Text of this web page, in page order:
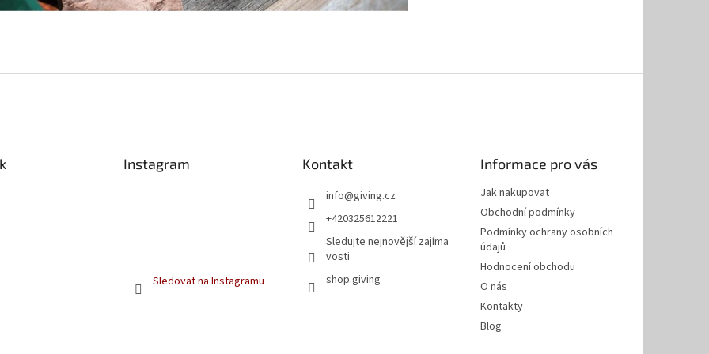
Instagram
Sledovat na Instagramu
Kontakt
info@giving.cz
+420325612221
Sledujte nejnovější zajíma
vosti
shop.giving
Informace pro vás
Jak nakupovat
Obchodní podmínky
Podmínky ochrany osobních
údajů
Hodnocení obchodu
O nás
Kontakty
Blog